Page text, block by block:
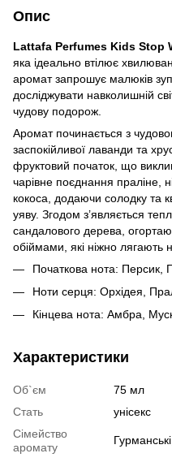
Опис
Lattafa Perfumes Kids Stop
яка ідеально втілює
аромат запрошує малюків
досліджувати навколишній
чудову подорож.
Аромат починається з
заспокійливої лаванди та
фруктовий початок, що
чарівне поєднання праліне,
кокоса, додаючи солодку та
уяву. Згодом з’являється
сандалового дерева,
обіймами, які ніжно лягають
Початкова нота: Персик,
Ноти серця: Орхідея,
Кінцева нота: Амбра,
Характеристики
Об`єм
75 мл
Стать
унісекс
Сімейство
аромату